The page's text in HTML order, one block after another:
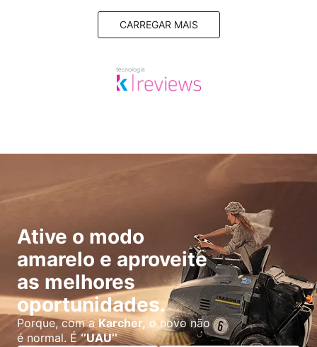
CARREGAR MAIS
Ative o modo
amarelo e aproveite
as melhores
oportunidades.
Porque, com aKarcher, o novo não
é normal. É‘’UAU’’